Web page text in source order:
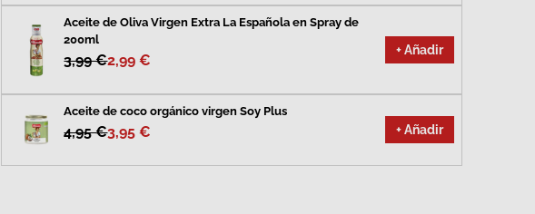
Aceite de Oliva Virgen Extra La Española en Spray de
200ml
3,99 €2,99 €
+ Añadir
Aceite de coco orgánico virgen Soy Plus
4,95 €3,95 € + Añadir